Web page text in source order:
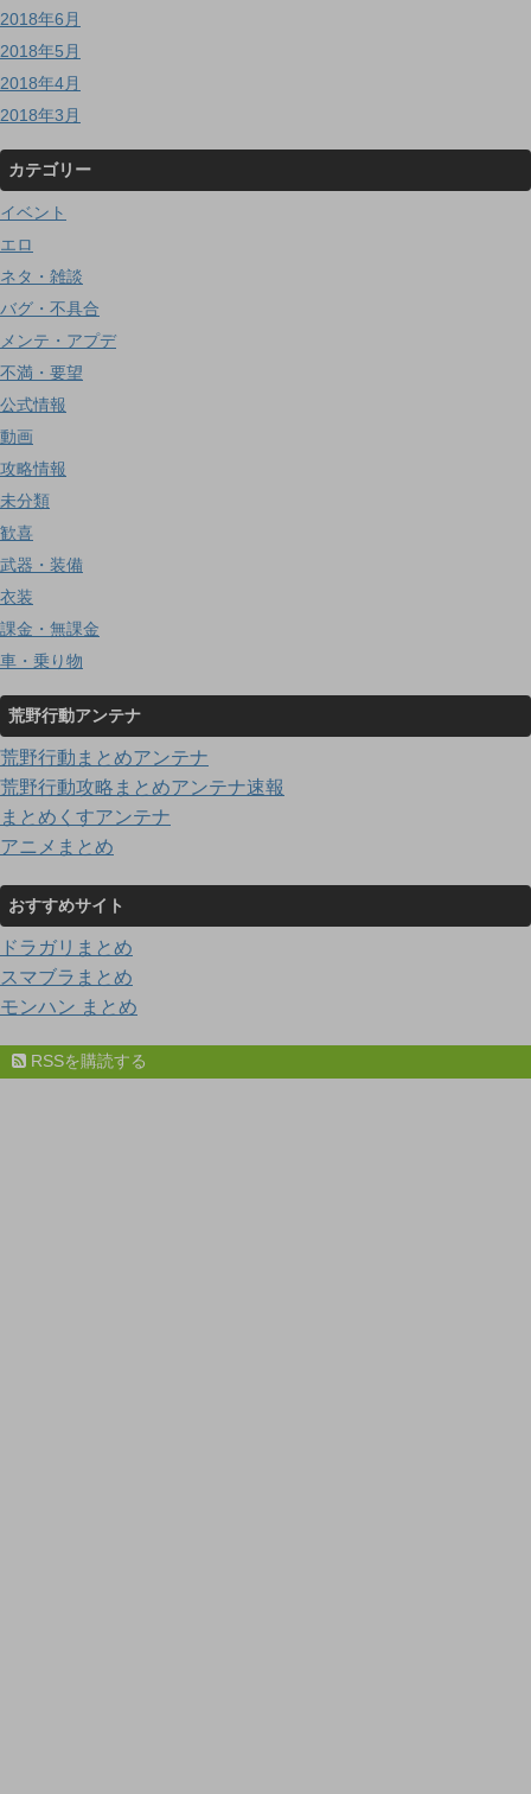
2018年6月
2018年5月
2018年4月
2018年3月
カテゴリー
イベント
エロ
ネタ・雑談
バグ・不具合
メンテ・アプデ
不満・要望
公式情報
動画
攻略情報
未分類
歓喜
武器・装備
衣装
課金・無課金
車・乗り物
荒野行動アンテナ
荒野行動まとめアンテナ
荒野行動攻略まとめアンテナ速報
まとめくすアンテナ
アニメまとめ
おすすめサイト
ドラガリまとめ
スマブラまとめ
モンハン まとめ
RSSを購読する